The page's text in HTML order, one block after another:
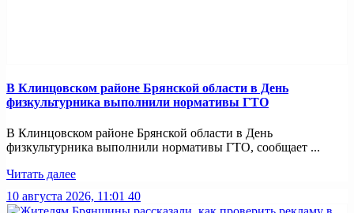
В Клинцовском районе Брянской области в День
физкультурника выполнили нормативы ГТО
В Клинцовском районе Брянской области в День
физкультурника выполнили нормативы ГТО, сообщает ...
Читать далее
10 августа 2026, 11:01 40